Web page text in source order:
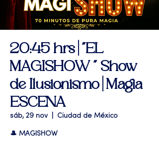
20:45 hrs | "EL
MAGISHOW " Show
de Ilusionismo | Magia
ESCENA
sáb, 29 nov
  |
Ciudad de México
🎩 MAGISHOW